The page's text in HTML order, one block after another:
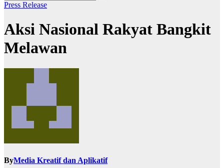
Press Release
Aksi Nasional Rakyat Bangkit
Melawan
ByMedia Kreatif dan Aplikatif